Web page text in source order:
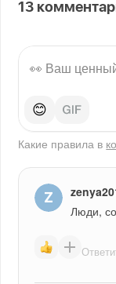
13
😊
Какие правила в
Люди,